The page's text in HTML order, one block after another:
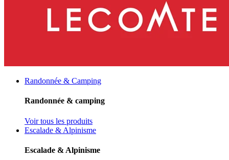
Randonnée & Camping
Randonnée & camping
Voir tous les produits
Escalade & Alpinisme
Escalade & Alpinisme